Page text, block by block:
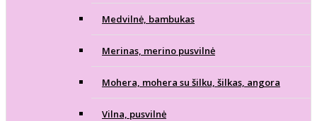
Medvilnė, bambukas
Merinas, merino pusvilnė
Mohera, mohera su šilku, šilkas, angora
Vilna, pusvilnė